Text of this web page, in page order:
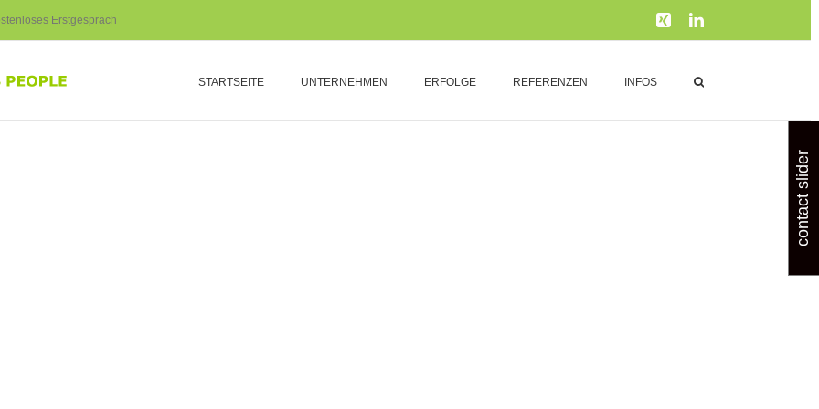
Erstgespräch Xing LinkedIn
STARTSEITE UNTERNEHMEN ERFOLGE REFERENZEN INFOS
contact slider